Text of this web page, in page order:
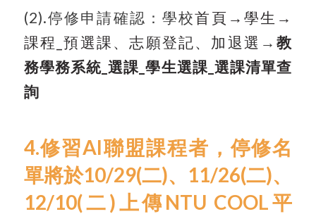
(2).停修申請確認：學校首頁→ 學生→
課程_ 預選課、志願登記、加退選 → 教
務學務系統_選課_學生選課_選課清單查
詢
4.修習AI聯盟課程者，停修名
單將於10/29(二)、11/26(二)、
12/10(二)上傳NTU COOL平